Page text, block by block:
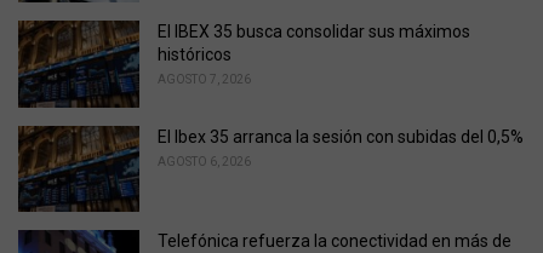
:
El IBEX 35 busca consolidar sus máximos
históricos
AGOSTO 7, 2026
El Ibex 35 arranca la sesión con subidas del 0,5%
AGOSTO 6, 2026
Telefónica refuerza la conectividad en más de